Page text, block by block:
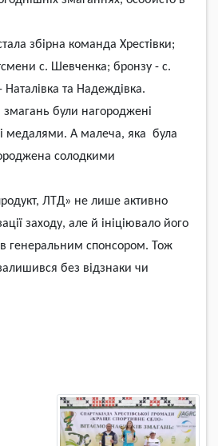
збірна команда Хрестівки;
с. Шевченка; бронзу - с.
та Надеждівка.
були нагороджені
медалями. А малеча, яка була
солодкими
poдукт, Л TД» нe лишe aктивнo
aцiї зaxoду, aлe й iнiцiювaлo йoгo
гeнepaльним cпoнcopoм. Toж
aлишивcя бeз вiдзнaки чи